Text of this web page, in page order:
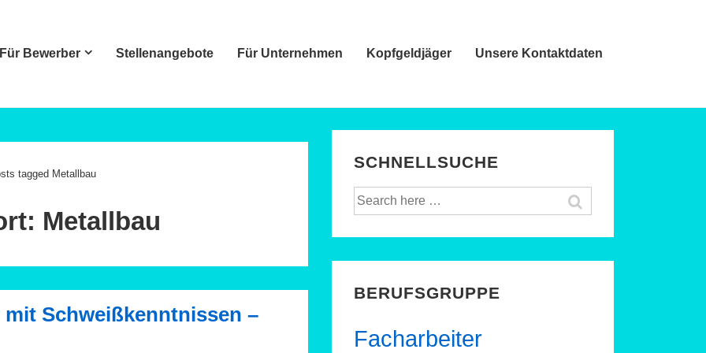
Für Bewerber Stellenangebote Für Unternehmen Kopfgeldjäger Unsere Kontaktdaten
tagged Metallbau
Metallbau
Schweißkenntnissen –
SCHNELLSUCHE
Suche
nach:
BERUFSGRUPPE
Facharbeiter